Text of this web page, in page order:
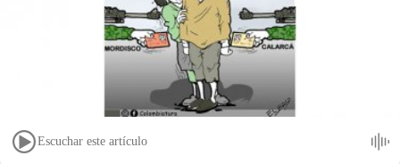
Escuchar este artículo